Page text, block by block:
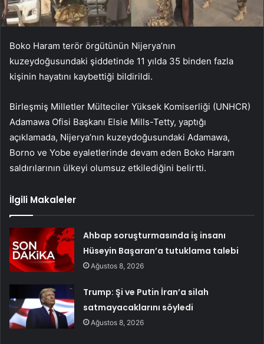
Boko Haram terör örgütünün Nijerya’nın
kuzeydoğusundaki şiddetinde 11 yılda 35 binden fazla
kişinin hayatını kaybettiği bildirildi.
Birleşmiş Milletler Mülteciler Yüksek Komiserliği (UNHCR)
Adamawa Ofisi Başkanı Elsie Mills-Tetty, yaptığı
açıklamada, Nijerya’nın kuzeydoğusundaki Adamawa,
Borno ve Yobe eyaletlerinde devam eden Boko Haram
saldırılarının ülkeyi olumsuz etkilediğini belirtti.
İlgili Makaleler
Ahbap soruşturmasında iş insanı
Hüseyin Başaran’a tutuklama talebi
Ağustos 8, 2026
Trump: Şi ve Putin İran’a silah
satmayacaklarını söyledi
Ağustos 8, 2026